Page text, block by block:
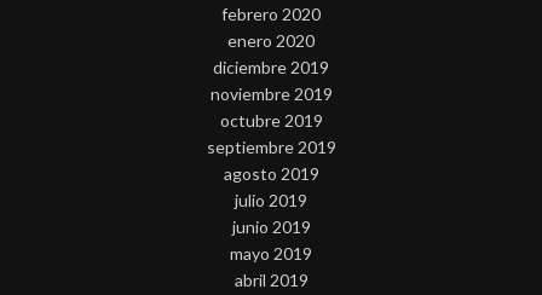
febrero 2020
enero 2020
diciembre 2019
noviembre 2019
octubre 2019
septiembre 2019
agosto 2019
julio 2019
junio 2019
mayo 2019
abril 2019